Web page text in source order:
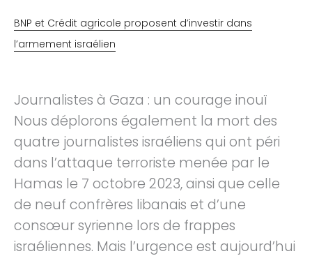
BNP et Crédit agricole proposent d’investir dans
l’armement israélien
Journalistes à Gaza : un courage inouï
Nous déplorons également la mort des
quatre journalistes israéliens qui ont péri
dans l’attaque terroriste menée par le
Hamas le 7 octobre 2023, ainsi que celle
de neuf confrères libanais et d’une
consœur syrienne lors de frappes
israéliennes. Mais l’urgence est aujourd’hui